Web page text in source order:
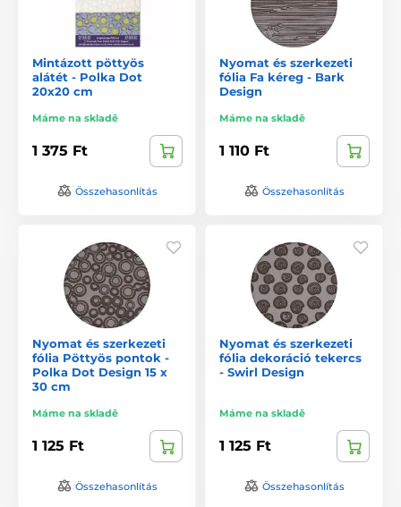
Mintázott pöttyös
alátét - Polka Dot
20x20 cm
Máme na skladě
1 375 Ft
Összehasonlítás
Nyomat és szerkezeti
fólia Fa kéreg - Bark
Design
Máme na skladě
1 110 Ft
Összehasonlítás
Nyomat és szerkezeti
fólia Pöttyös pontok -
Polka Dot Design 15 x
30 cm
Máme na skladě
1 125 Ft
Összehasonlítás
Nyomat és szerkezeti
fólia dekoráció tekercs
- Swirl Design
Máme na skladě
1 125 Ft
Összehasonlítás